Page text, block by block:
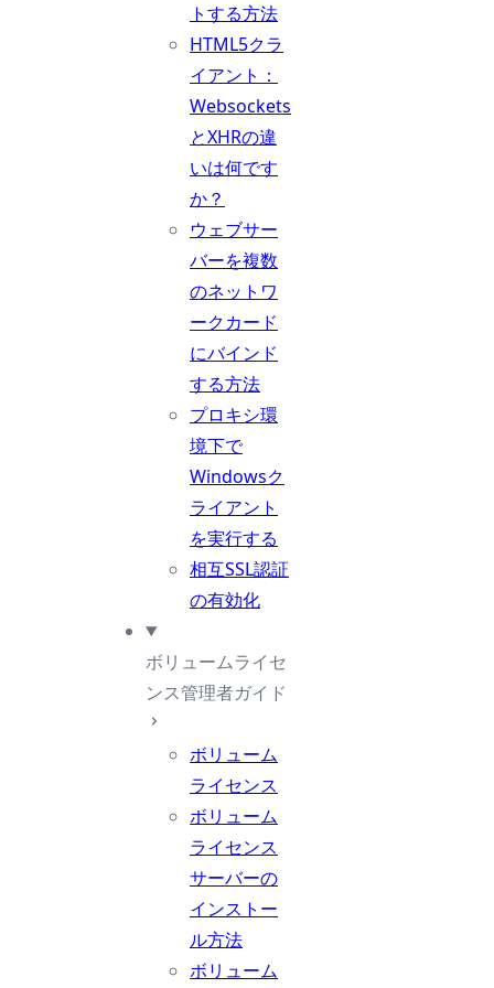
トする方法
HTML5クラ
イアント：
Websockets
とXHRの違
いは何です
か？
ウェブサー
バーを複数
のネットワ
ークカード
にバインド
する方法
プロキシ環
境下で
Windowsク
ライアント
を実行する
相互SSL認証
の有効化
ボリュームライセ
ンス管理者ガイド
ボリューム
ライセンス
ボリューム
ライセンス
サーバーの
インストー
ル方法
ボリューム